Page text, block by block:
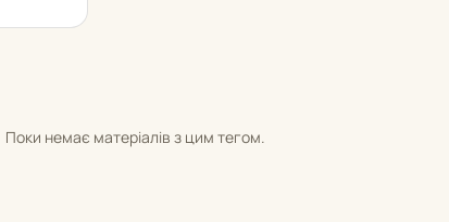
Поки немає матеріалів з цим тегом.